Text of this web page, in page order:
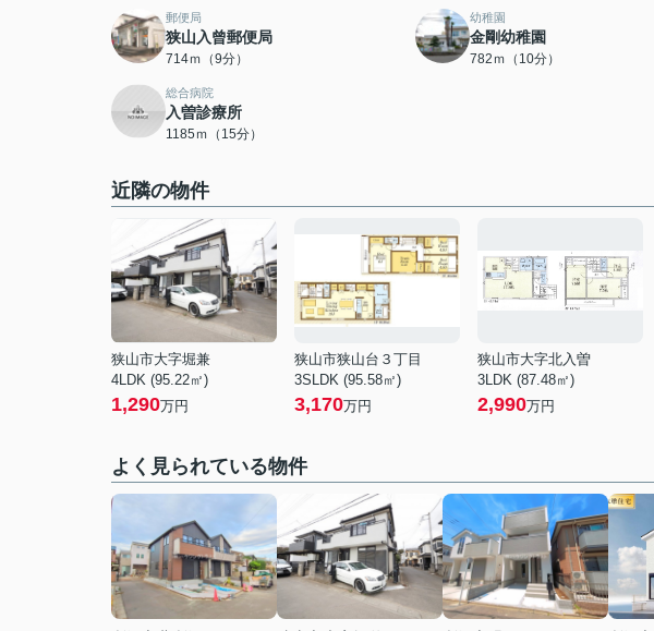
郵便局
狭山入曾郵便局
714ｍ（9分）
幼稚園
金剛幼稚園
782ｍ（10分）
総合病院
入曽診療所
1185ｍ（15分）
近隣の物件
狭山市大字堀兼
4LDK (95.22㎡)
1,290万円
狭山市狭山台３丁目
3SLDK (95.58㎡)
3,170万円
狭山市大字北入曽
3LDK (87.48㎡)
2,990万円
よく見られている物件